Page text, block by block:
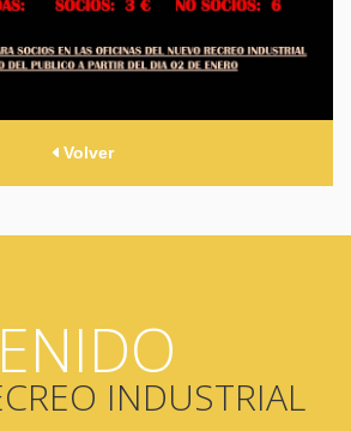
Volver
INDUSTRIAL